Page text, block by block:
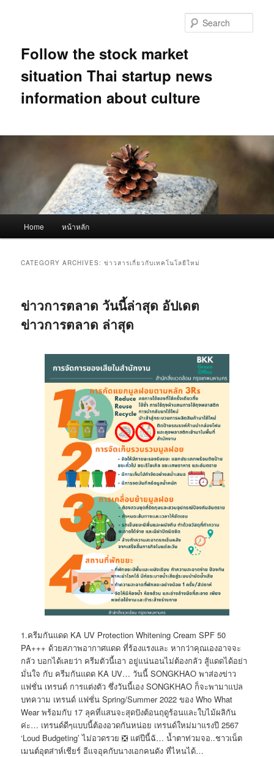
Follow the stock market
situation Thai startup news
information about culture
Home หน้าหลัก
CATEGORY ARCHIVES:ข่าวสารเกี่ยวกับเทคโนโลยีใหม่
ข่าวการตลาด วันนี้ล่าสุด อัปเดต
ข่าวการตลาด ล่าสุด
1.ครีมกันแดด KA UV Protection Whitening Cream SPF 50
PA+++ ด้วยสภาพอากาศแดด ที่ร้องแรงและ หากว่าคุณเองอาจจะ
กลัว บอกได้เลยว่า ครีมตัวนี้เอา อยู่แน่นอนไม่ต้องกลัว สู้แดดได้อย่า
มั่นใจ กับ ครีมกันแดด KA UV… วันนี้ SONGKHAO พาส่องข่าว
แฟชั่น เทรนด์ การแต่งตัว ซึ่งวันนี้เอง SONGKHAO ก็จะพามาแปล
บทความ เทรนด์ แฟชั่น Spring/Summer 2022 ของ Who What
Wear พร้อมกับ 17 ลุคที่แสนจะสุดปังต้อนฤดูร้อนและใบไม้ผลิกัน
ค่ะ… เทรนด์ดีๆแบบนี้ต้องอวดกันหน่อย เทรนด์ใหม่มาแรงปี 2567
‘Loud Budgeting’ ไม่อวดรวย ❎ แต่ปีนี้ฉั… น้ำตาท่วมจอ..ชาวเน็ต
เมนต์อุตส่าห์เชียร์ อีแจอุคกับนางเอกคนดัง ที่ไหนได้…